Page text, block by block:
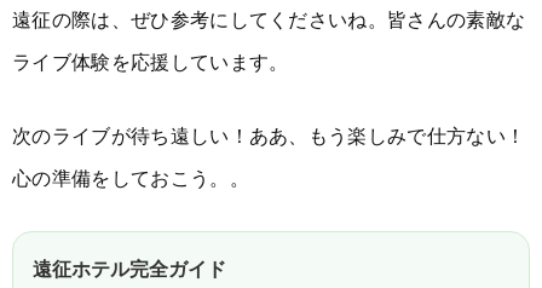
遠征の際は、ぜひ参考にしてくださいね。皆さんの素敵な
ライブ体験を応援しています。
次のライブが待ち遠しい！ああ、もう楽しみで仕方ない！
心の準備をしておこう。。
遠征ホテル完全ガイド